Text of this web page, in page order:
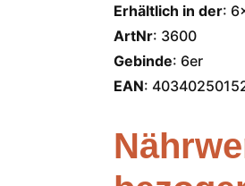
Erhältlich in der:
ArtNr: 3600
Gebinde: 6er
EAN: